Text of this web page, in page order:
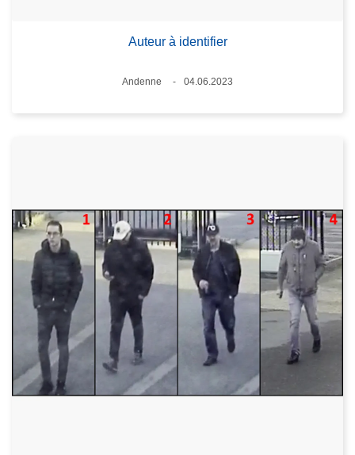
Auteur à identifier
Lieux
Andenne
04.06.2023